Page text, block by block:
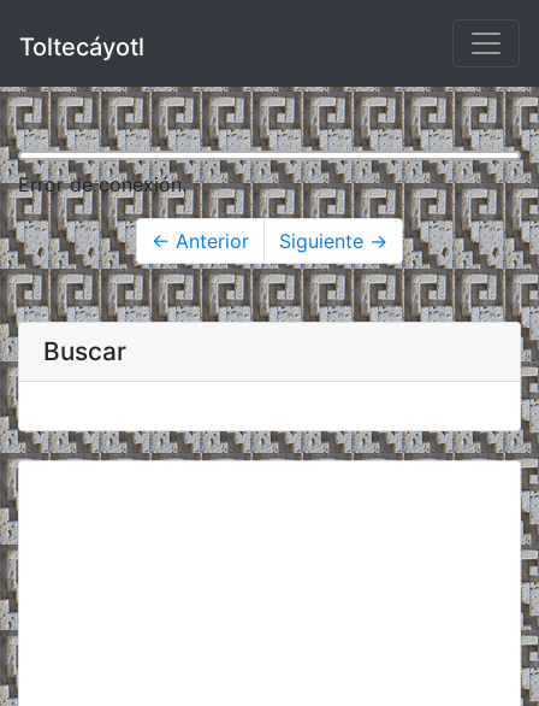
Toltecáyotl
Error de conexión.
← Anterior Siguiente →
Buscar